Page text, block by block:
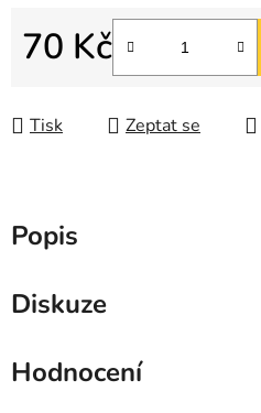
70 Kč
Měrná cena:
Tisk Zeptat se
Popis
Diskuze
Hodnocení